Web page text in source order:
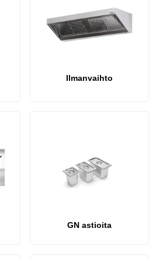
Ilmanvaihto
GN astioita